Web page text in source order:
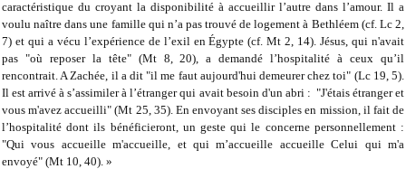
caractéristique du croyant la disponibilité à accueillir l’autre dans l’amour. Il a
voulu naître dans une famille qui n’a pas trouvé de logement à Bethléem (cf. Lc 2,
7) et qui a vécu l’expérience de l’exil en Égypte (cf. Mt 2, 14). Jésus, qui n'avait
pas "où reposer la tête" (Mt 8, 20), a demandé l’hospitalité à ceux qu’il
rencontrait. A Zachée, il a dit "il me faut aujourd'hui demeurer chez toi" (Lc 19, 5).
Il est arrivé à s’assimiler à l’étranger qui avait besoin d'un abri : "J'étais étranger et
vous m'avez accueilli" (Mt 25, 35). En envoyant ses disciples en mission, il fait de
l’hospitalité dont ils bénéficieront, un geste qui le concerne personnellement :
"Qui vous accueille m'accueille, et qui m’accueille accueille Celui qui m'a
envoyé" (Mt 10, 40). »